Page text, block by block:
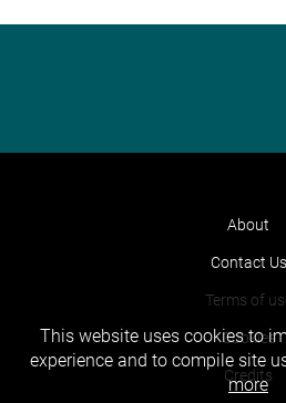
About
Contact Us
Terms of
Cookies
Credits
This website uses cookies to
experience and to compile site
more